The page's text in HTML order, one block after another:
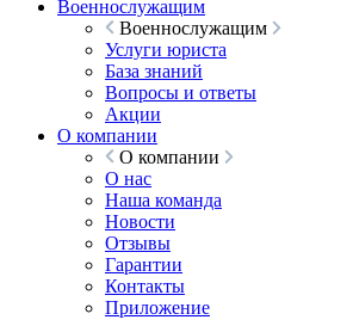
Военнослужащим
Военнослужащим
Услуги юриста
База знаний
Вопросы и ответы
Акции
О компании
О компании
О нас
Наша команда
Новости
Отзывы
Гарантии
Контакты
Приложение